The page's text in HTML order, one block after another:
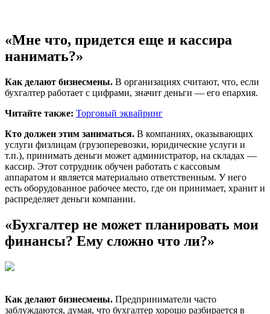
«Мне что, придется еще и кассира
нанимать?»
Как делают бизнесмены. В организациях считают, что, если
бухгалтер работает с цифрами, значит деньги — его епархия.
Читайте также: Торговый эквайринг
Кто должен этим заниматься. В компаниях, оказывающих
услуги физлицам (грузоперевозки, юридические услуги и
т.п.), принимать деньги может администратор, на складах —
кассир. Этот сотрудник обучен работать с кассовым
аппаратом и является материально ответственным. У него
есть оборудованное рабочее место, где он принимает, хранит и
распределяет деньги компании.
«Бухгалтер не может планировать мои
финансы? Ему сложно что ли?»
Как делают бизнесмены. Предприниматели часто
заблуждаются, думая, что бухгалтер хорошо разбирается в